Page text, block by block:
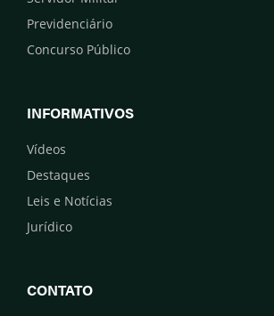
Previdenciário
Concurso Público
INFORMATIVOS
Vídeos
Destaques
Leis e Notícias
Jurídico
CONTATO